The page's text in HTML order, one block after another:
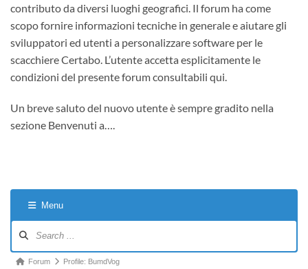
contributo da diversi luoghi geografici. Il forum ha come
scopo fornire informazioni tecniche in generale e aiutare gli
sviluppatori ed utenti a personalizzare software per le
scacchiere Certabo. L’utente accetta esplicitamente le
condizioni del presente forum consultabili qui.
Un breve saluto del nuovo utente è sempre gradito nella
sezione Benvenuti a….
Menu
Navigation
ForumForum Profile: BumdVog